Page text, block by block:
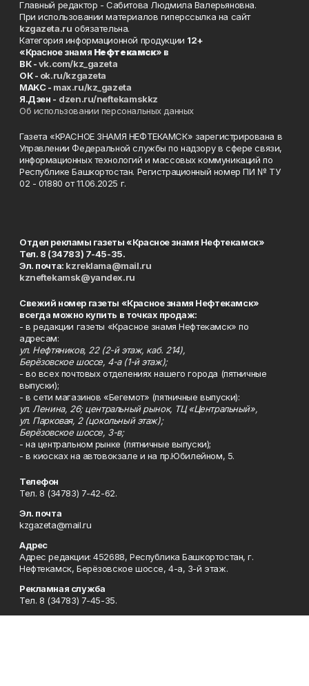
Главный редактор - Сабитова Людмила Валерьяновна.
При использовании материалов гиперссылка на сайт
kzgazeta.ru обязательна.
Категория информационной продукции 12+
«Красное знамя Нефтекамск» в
ВК -vk.com/kz_gazeta
ОК - ok.ru/kzgazeta
MAKC - max.ru/kz_gazeta
Я.Дзен - dzen.ru/neftekamskkz
Об использовании персональных данных
Газета «КРАСНОЕ ЗНАМЯ НЕФТЕКАМСК» зарегистрирована в
Управлении Федеральной службы по надзору в сфере связи,
информационных технологий и массовых коммуникаций по
Республике Башкортостан. Регистрационный номер ПИ № ТУ
02 - 01880 от 11.06.2025 г.
Отдел рекламы газеты «Красное знамя Нефтекамск»
Тел. 8 (34783) 7-45-35.
Эл. почта: kzreklama@mail.ru
kzneftekamsk@yandex.ru
Свежий номер газеты «Красное знамя Нефтекамск»
всегда можно купить в точках продаж:
- в редакции газеты «Красное знамя Нефтекамск» по
адресам:
ул. Нефтяников, 22 (2-й этаж, каб. 214),
Берёзовское шоссе, 4-а (1-й этаж);
- во всех почтовых отделениях нашего города (пятничные
выпуски);
- в сети магазинов «Бегемот» (пятничные выпуски):
ул. Ленина, 26; центральный рынок, ТЦ «Центральный»,
ул. Парковая, 2 (цокольный этаж);
Берёзовское шоссе, 3-в;
- на центральном рынке (пятничные выпуски);
- в киосках на автовокзале и на пр.Юбилейном, 5.
Телефон
Тел. 8 (34783) 7-42-62.
Эл. почта
kzgazeta@mail.ru
Адрес
Адрес редакции: 452688, Республика Башкортостан, г.
Нефтекамск, Берёзовское шоссе, 4-а, 3-й этаж.
Рекламная служба
Тел. 8 (34783) 7-45-35.